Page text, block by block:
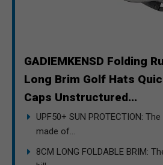
GADIEMKENSD Folding
Long Brim Golf Hats
Caps Unstructured...
UPF50+ SUN PROTECTION:
made of...
8CM LONG FOLDABLE BRIM: